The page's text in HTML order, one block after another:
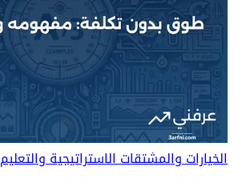
الخيارات والمشتقاتالاستراتيجية والتعليم